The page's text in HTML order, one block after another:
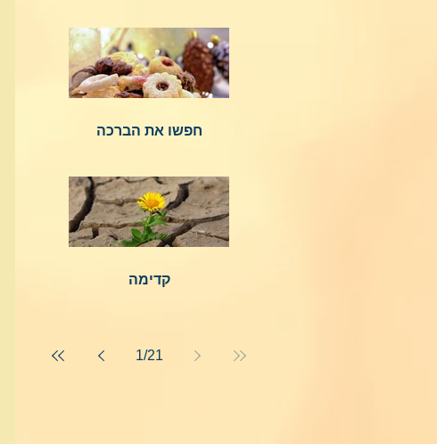
חפשו את הברכה
קדימה
1/21